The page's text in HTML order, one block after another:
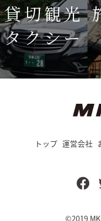
貸切観光
タクシー
トップ 運営会社
©2019